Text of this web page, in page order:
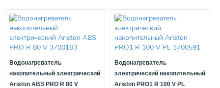
Водонагреватель
накопительный электрический
Ariston ABS PRO R 80 V
Водонагреватель
электрический накопительный
Ariston PRO1 R 100 V PL